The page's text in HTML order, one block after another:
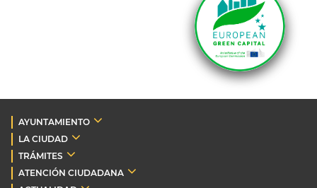
AYUNTAMIENTO
LA CIUDAD
TRÁMITES
ATENCIÓN CIUDADANA